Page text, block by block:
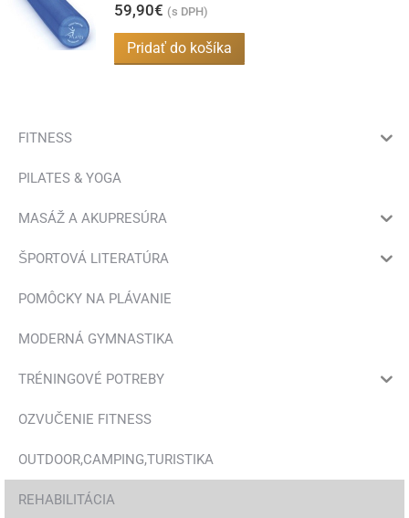
59,90€ (s DPH)
Pridať do košíka
FITNESS
PILATES & YOGA
MASÁŽ A AKUPRESÚRA
ŠPORTOVÁ LITERATÚRA
POMÔCKY NA PLÁVANIE
MODERNÁ GYMNASTIKA
TRÉNINGOVÉ POTREBY
OZVUČENIE FITNESS
OUTDOOR,CAMPING,TURISTIKA
REHABILITÁCIA